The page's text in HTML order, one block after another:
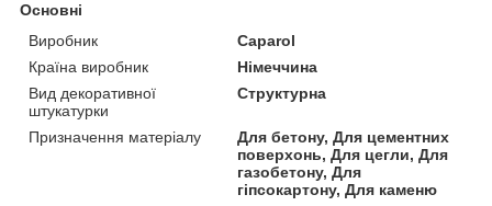
Основні
Виробник
Caparol
Країна виробник
Німеччина
Вид декоративної
штукатурки
Структурна
Призначення матеріалу
Для бетону, Для цементних
поверхонь, Для цегли, Для
газобетону, Для
гіпсокартону, Для каменю